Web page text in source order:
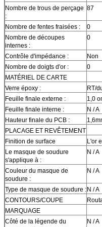
Nombre de trous de perçage
:
87
Nombre de fentes fraisées :
0
Nombre de découpes
internes :
0
Contrôle d'impédance :
Non
Nombre de doigts d'or :
0
MATÉRIEL DE CARTE
Verre époxy :
RT/
Feuille finale externe :
1,0
Feuille finale interne :
N / A
Hauteur finale du PCB :
PLACAGE ET REVÊTEMENT
Finition de surface
L'or
Le masque de soudure
s'applique à :
N / A
Couleur du masque de
soudure :
N / A
Type de masque de soudure :N / A
CONTOURS/COUPE
MARQUAGE
Côté de la légende du
N / A